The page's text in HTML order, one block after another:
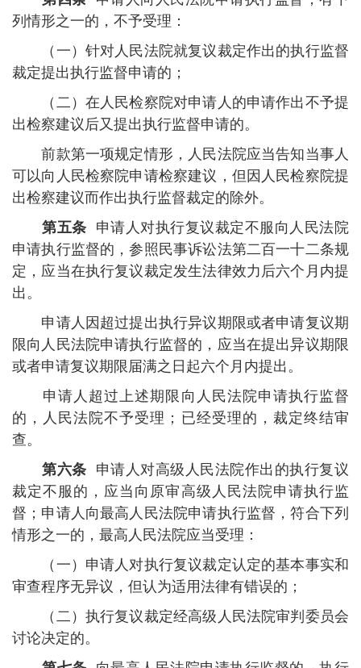
列情形之一的，不予受理：
（一）针对人民法院就复议裁定作出的执行监督
裁定提出执行监督申请的；
（二）在人民检察院对申请人的申请作出不予提
出检察建议后又提出执行监督申请的。
前款第一项规定情形，人民法院应当告知当事人
可以向人民检察院申请检察建议，但因人民检察院提
出检察建议而作出执行监督裁定的除外。
第五条 申请人对执行复议裁定不服向人民法院
申请执行监督的，参照民事诉讼法第二百一十二条规
定，应当在执行复议裁定发生法律效力后六个月内提
出。
申请人因超过提出执行异议期限或者申请复议期
限向人民法院申请执行监督的，应当在提出异议期限
或者申请复议期限届满之日起六个月内提出。
申请人超过上述期限向人民法院申请执行监督
的，人民法院不予受理；已经受理的，裁定终结审
查。
第六条 申请人对高级人民法院作出的执行复议
裁定不服的，应当向原审高级人民法院申请执行监
督；申请人向最高人民法院申请执行监督，符合下列
情形之一的，最高人民法院应当受理：
（一）申请人对执行复议裁定认定的基本事实和
审查程序无异议，但认为适用法律有错误的；
（二）执行复议裁定经高级人民法院审判委员会
讨论决定的。